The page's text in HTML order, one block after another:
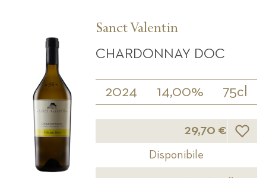
Sanct Valentin
CHARDONNAY DOC
2024 14,00% 75cl
29,70 € Lista
Disponibile